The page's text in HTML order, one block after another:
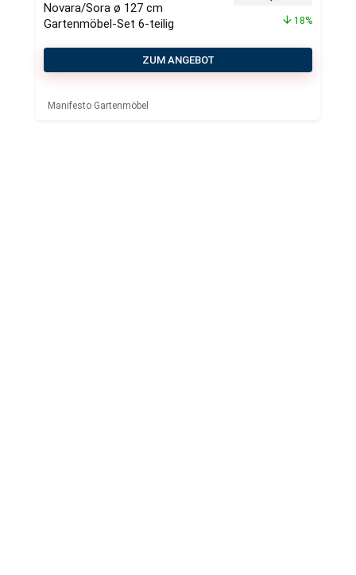
Novara/Sora ø 127 cm
Gartenmöbel-Set 6-teilig
18%
ZUM ANGEBOT
Manifesto Gartenmöbel